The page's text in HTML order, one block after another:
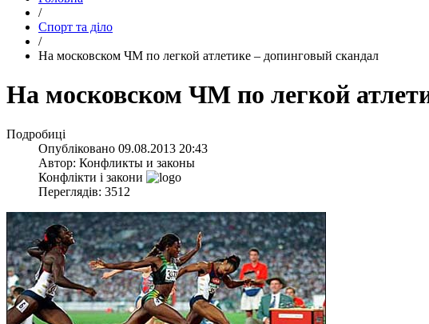
/
Спорт та діло
/
На московском ЧМ по легкой атлетике – допинговый скандал
На московском ЧМ по легкой
Подробиці
Опубліковано 09.08.2013 20:43
Автор: Конфликты и законы
Конфлікти і закони
Переглядів: 3512